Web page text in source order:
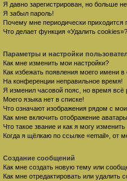
Я давно зарегистрирован, но больше
Я забыл пароль!
Почему мне периодически приходится
Что делает функция «Удалить cookies»?
Параметры и настройки
Как мне изменить мои настройки?
Как избежать появления моего имени
На конференции неправильное время!
Я изменил часовой пояс, но время всё
Моего языка нет в списке!
Что означают изображения рядом с
Как мне включить отображение
Что такое звание и как я могу изменить
Когда я щёлкаю по ссылке «email», от
Создание сообщений
Как мне создать новую тему или
Как мне отредактировать или удалить